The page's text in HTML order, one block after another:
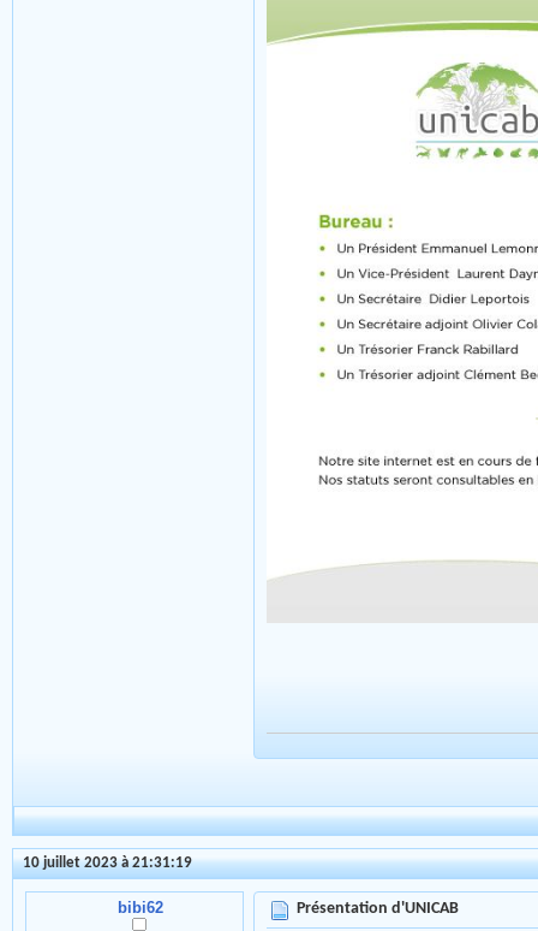
10 juillet 2023 à 21:31:19
bibi62 Présentation d'UNICAB